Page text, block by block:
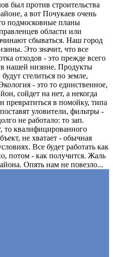
был против строительства
а вот Почукаев очень
подмосковные планы
области или
сбываться. Наш город
Это значит, что все
отходов - это прежде всего
в нашей низине. Продукты
стелиться по земле,
- это то единственное,
сойдет на нет, а некогда
превратиться в помойку, типа
уловители, фильтры -
не работало: то зап.
то квалифицированного
не хватает - обычная
Все будет работать как
потом - как получится. Жаль
Опять нам не повезло...